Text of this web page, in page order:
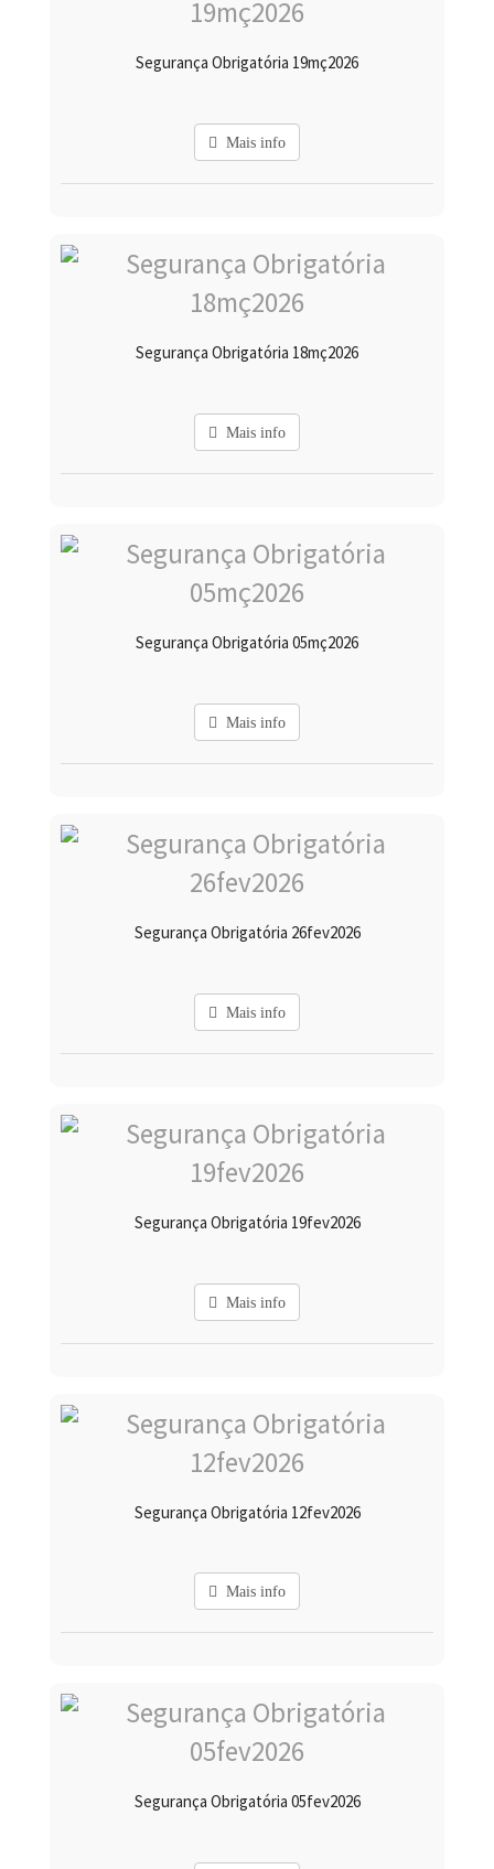
Segurança Obrigatória 19mç2026
Mais info
Segurança Obrigatória 18mç2026
Mais info
Segurança Obrigatória 05mç2026
Mais info
Segurança Obrigatória 26fev2026
Mais info
Segurança Obrigatória 19fev2026
Mais info
Segurança Obrigatória 12fev2026
Mais info
Segurança Obrigatória 05fev2026